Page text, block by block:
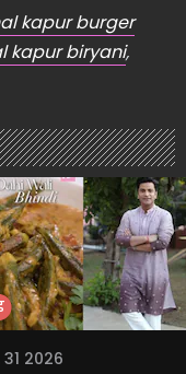
kapur burger
kapur biryani,
31 2026